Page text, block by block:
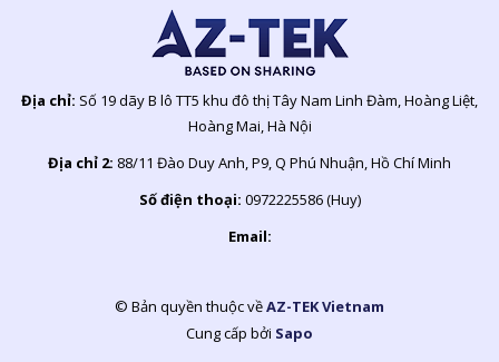
Địa chỉ: Số 19 dãy B lô TT5 khu đô thị Tây Nam Linh Đàm, Hoàng Liệt,
Hoàng Mai, Hà Nội
Địa chỉ 2: 88/11 Đào Duy Anh, P9, Q Phú Nhuận, Hồ Chí Minh
Số điện thoại: 0972225586 (Huy)
Email:
© Bản quyền thuộc vềAZ-TEK Vietnam
Cung cấp bởi Sapo